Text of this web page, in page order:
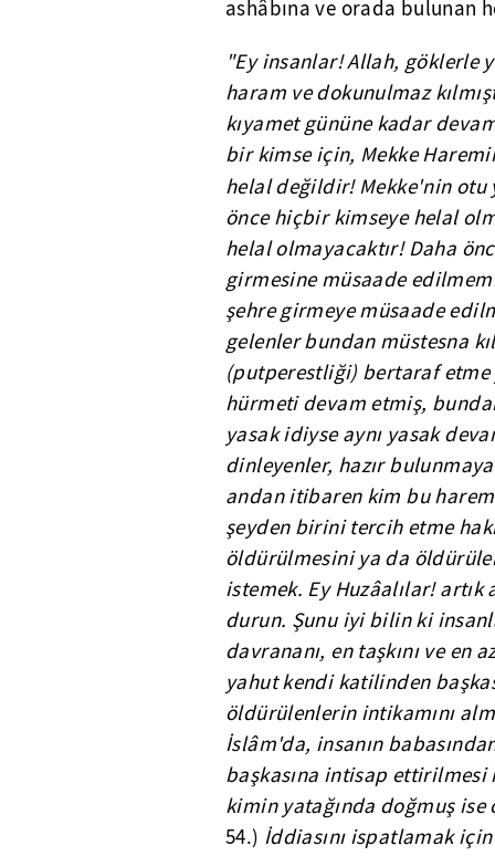
ashâbına ve orada bulunan
"Ey insanlar! Allah, göklerle
haram ve dokunulmaz
kıyamet gününe kadar
bir kimse için, Mekke
helal değildir! Mekke'nin otu
önce hiçbir kimseye helal
helal olmayacaktır! Daha
girmesine müsaade
şehre girmeye müsaade
gelenler bundan müstesna
(putperestliği) bertaraf etme
hürmeti devam etmiş,
yasak idiyse aynı yasak
dinleyenler, hazır
andan itibaren kim bu
şeyden birini tercih etme
öldürülmesini ya da
istemek. Ey Huzâalılar!
durun. Şunu iyi bilin ki
davrananı, en taşkını ve en
yahut kendi katilinden
öldürülenlerin intikamını
İslâm'da, insanın
başkasına intisap ettirilmesi
kimin yatağında doğmuş ise
54.) İddiasını ispatlamak